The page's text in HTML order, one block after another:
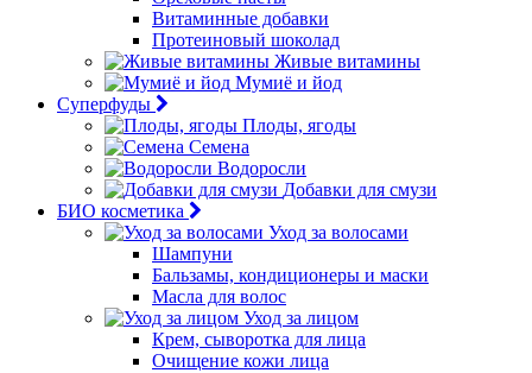
Витаминные добавки
Протеиновый шоколад
Живые витамины
Мумиё и йод
Суперфуды
Плоды, ягоды
Семена
Водоросли
Добавки для смузи
БИО косметика
Уход за волосами
Шампуни
Бальзамы, кондиционеры и маски
Масла для волос
Уход за лицом
Крем, сыворотка для лица
Очищение кожи лица